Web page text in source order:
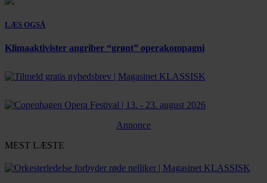
LÆS OGSÅ
Klimaaktivister angriber “grønt” operakompagni
Annonce
MEST LÆSTE